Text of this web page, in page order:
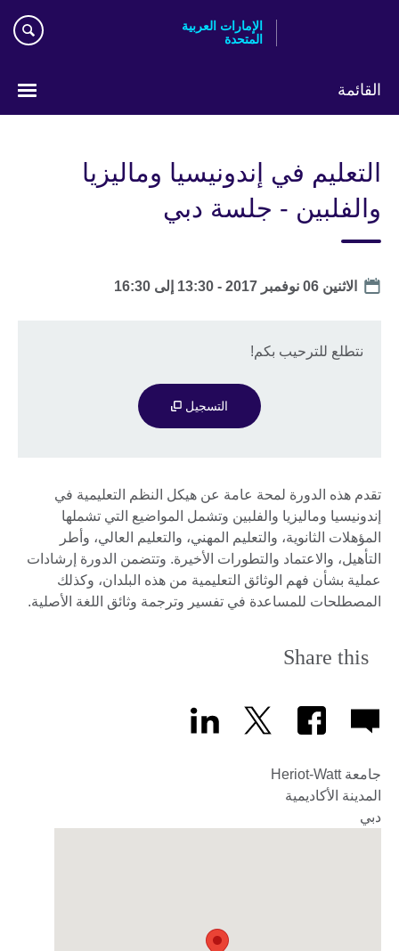
الإمارات العربية
المتحدة
القائمة
التعليم في إندونيسيا وماليزيا
والفلبين - جلسة دبي
Date
الاثنين 06 نوفمبر 2017 - 13:30 إلى16:30
نتطلع للترحيب بكم!
التسجيل
تقدم هذه الدورة لمحة عامة عن هيكل النظم التعليمية في
إندونيسيا وماليزيا والفلبين وتشمل المواضيع التي تشملها
المؤهلات الثانوية، والتعليم المهني، والتعليم العالي، وأطر
التأهيل، والاعتماد والتطورات الأخيرة. وتتضمن الدورة إرشادات
عملية بشأن فهم الوثائق التعليمية من هذه البلدان، وكذلك
المصطلحات للمساعدة في تفسير وترجمة وثائق اللغة الأصلية.
Share this
جامعة Heriot-Watt
المدينة الأكاديمية
دبي‎‎